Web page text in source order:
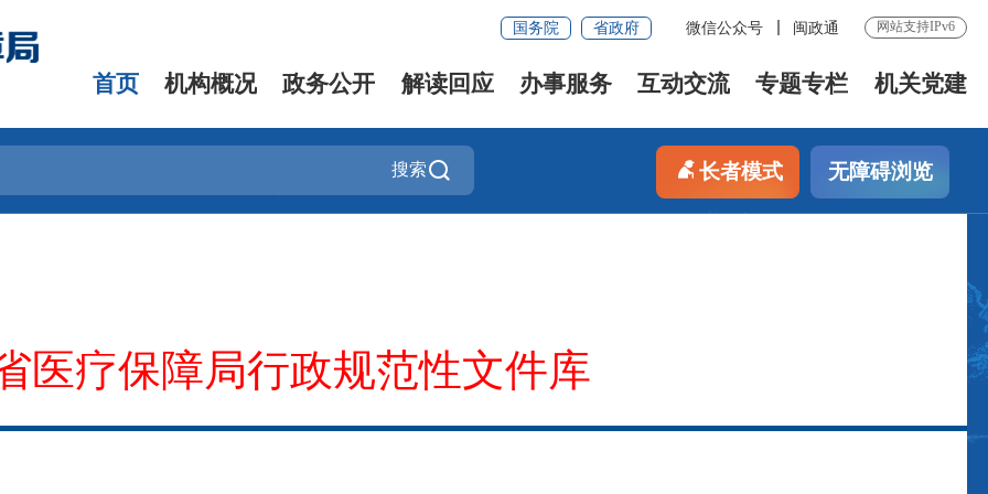
国务院 省政府 微信公众号 闽政通 网站支持IPv6
首页 机构概况 政务公开 解读回应 办事服务 互动交流 专题专栏 机关党建
搜索 长者模式 无障碍浏览
医疗保障局行政规范性文件库